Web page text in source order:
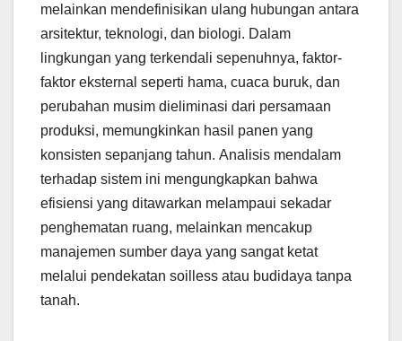
melainkan mendefinisikan ulang hubungan antara
arsitektur, teknologi, dan biologi. Dalam
lingkungan yang terkendali sepenuhnya, faktor-
faktor eksternal seperti hama, cuaca buruk, dan
perubahan musim dieliminasi dari persamaan
produksi, memungkinkan hasil panen yang
konsisten sepanjang tahun. Analisis mendalam
terhadap sistem ini mengungkapkan bahwa
efisiensi yang ditawarkan melampaui sekadar
penghematan ruang, melainkan mencakup
manajemen sumber daya yang sangat ketat
melalui pendekatan soilless atau budidaya tanpa
tanah.